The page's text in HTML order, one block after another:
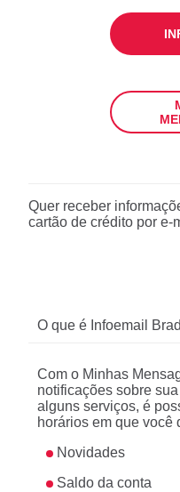
Quer receber
cartão de crédito por e-
O que é Infoemail
Com o Minhas
notificações sobre
alguns serviços, é
horários em que você
Novidades
Saldo da conta